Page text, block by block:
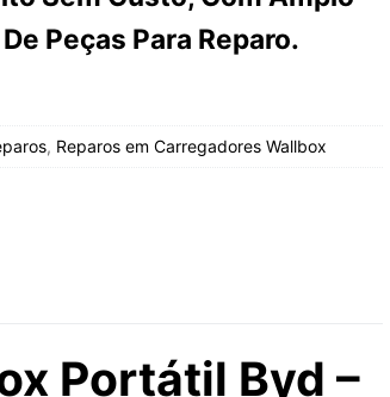
Peças Para Reparo.
, Reparos em Carregadores Wallbox
Portátil Byd –